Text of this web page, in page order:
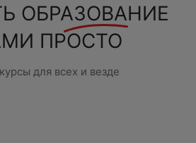
ОБРАЗОВАНИЕ
ПРОСТО
для всех и везде